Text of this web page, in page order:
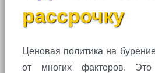
рассрочку
Ценовая политика на
от многих факторов. Это